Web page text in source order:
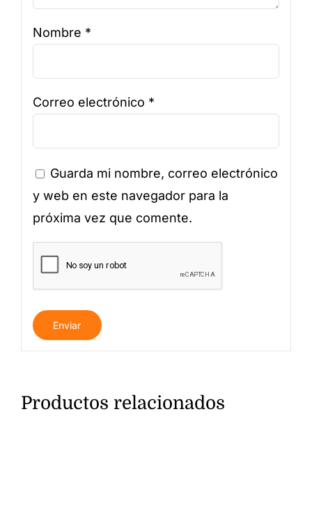
Nombre *
Correo electrónico *
Guarda mi nombre, correo electrónico
y web en este navegador para la
próxima vez que comente.
Productos relacionados